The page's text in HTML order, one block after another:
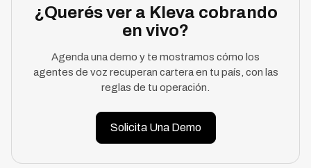
¿Querés ver a Kleva cobrando
en vivo?
Agenda una demo y te mostramos cómo los
agentes de voz recuperan cartera en tu país, con las
reglas de tu operación.
Solicita Una Demo